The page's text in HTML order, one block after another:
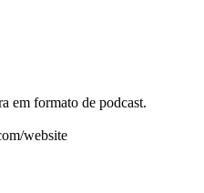
em formato de podcast.
website